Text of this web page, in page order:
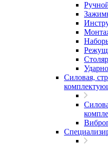
Силовая,